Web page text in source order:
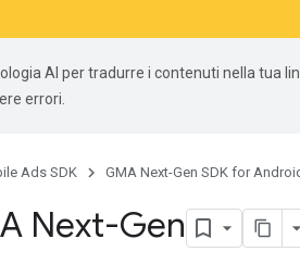
AI per tradurre i contenuti nella tua
errori.
Ads SDK GMA Next-Gen SDK for
Next-Gen